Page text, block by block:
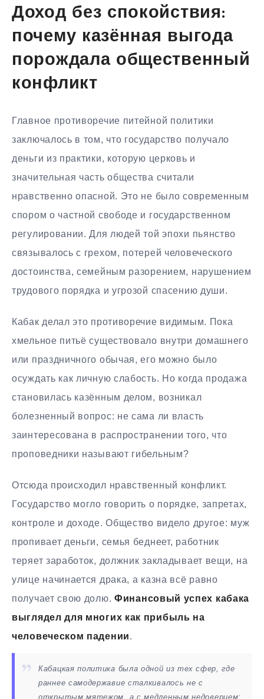
Доход без спокойствия:
почему казённая выгода
порождала общественный
конфликт
Главное противоречие питейной политики
заключалось в том, что государство получало
деньги из практики, которую церковь и
значительная часть общества считали
нравственно опасной. Это не было современным
спором о частной свободе и государственном
регулировании. Для людей той эпохи пьянство
связывалось с грехом, потерей человеческого
достоинства, семейным разорением, нарушением
трудового порядка и угрозой спасению души.
Кабак делал это противоречие видимым. Пока
хмельное питьё существовало внутри домашнего
или праздничного обычая, его можно было
осуждать как личную слабость. Но когда продажа
становилась казённым делом, возникал
болезненный вопрос: не сама ли власть
заинтересована в распространении того, что
проповедники называют гибельным?
Отсюда происходил нравственный конфликт.
Государство могло говорить о порядке, запретах,
контроле и доходе. Общество видело другое: муж
пропивает деньги, семья беднеет, работник
теряет заработок, должник закладывает вещи, на
улице начинается драка, а казна всё равно
получает свою долю. Финансовый успех кабака
выглядел для многих как прибыль на
человеческом падении.
Кабацкая политика была одной из тех сфер, где
раннее самодержавие сталкивалось не с
открытым мятежом, а с медленным недоверием: